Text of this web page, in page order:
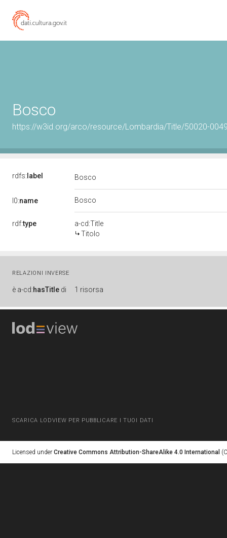
Bosco
https://w3id.org/arco/resource/Lombardia/Title/50020-
rdfs: label Bosco
l0:name Bosco
rdf:type
a-cd:Title
Titolo
RELAZIONI INVERSE
è a-cd:hasTitle di 1 risorsa
SCARICA LODVIEW PER PUBBLICARE I TUOI DATI
Licensed under Creative Commons Attribution-ShareAlike 4.0 International